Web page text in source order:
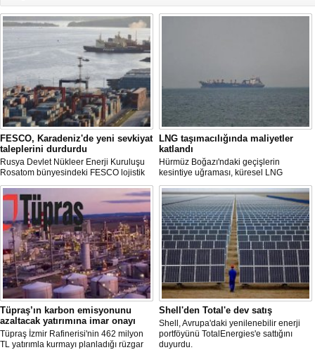
FESCO, Karadeniz'de yeni sevkiyat
taleplerini durdurdu
Rusya Devlet Nükleer Enerji Kuruluşu
Rosatom bünyesindeki FESCO lojistik
şirketi, Karadeniz üzerinden yapılacak
sevkiyatlara ilişkin yeni taleplerin
kabulünü geçici olarak durdurdu.
LNG taşımacılığında maliyetler
katlandı
Hürmüz Boğazı'ndaki geçişlerin
kesintiye uğraması, küresel LNG
arzında aksamalara yol açarken sefer
sürelerini uzattı ve gemi kiralama ile
deniz yakıtı maliyetlerini 2022 enerji
krizinden bu yana en yüksek seviyelere
çıkardı.
Tüpraş’ın karbon emisyonunu
azaltacak yatırımına imar onayı
Tüpraş İzmir Rafinerisi'nin 462 milyon
TL yatırımla kurmayı planladığı rüzgar
Shell'den Total'e dev satış
Shell, Avrupa'daki yenilenebilir enerji
portföyünü TotalEnergies'e sattığını
duyurdu.